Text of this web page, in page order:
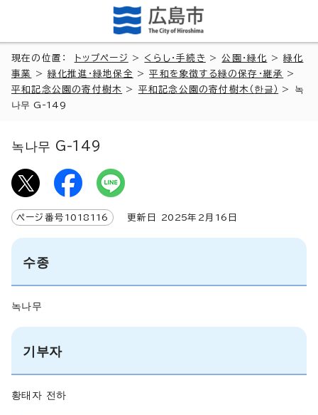
現在の位置： トップページ > くらし・手続き >公園・緑化 >緑化
事業
>緑化推進・緑地保全 >平和を象徴する緑の保存・継承
>
平和記念公園の寄付樹木
> 平和記念公園の寄付樹木（ 한글 ） > 녹
나무 G-149
녹나무 G-149
ページ番号 1018116 更新日 2025年2月 16 日
수종
녹나무
기부자
황태자 전하